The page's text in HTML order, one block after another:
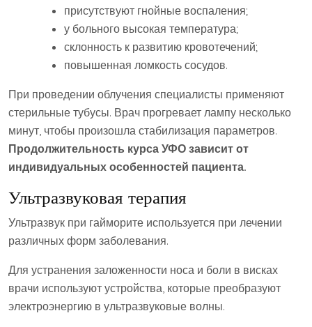
присутствуют гнойные воспаления;
у больного высокая температура;
склонность к развитию кровотечений;
повышенная ломкость сосудов.
При проведении облучения специалисты применяют
стерильные тубусы. Врач прогревает лампу несколько
минут, чтобы произошла стабилизация параметров.
Продолжительность курса УФО зависит от
индивидуальных особенностей пациента.
Ультразвуковая терапия
Ультразвук при гайморите используется при лечении
различных форм заболевания.
Для устранения заложенности носа и боли в висках
врачи используют устройства, которые преобразуют
электроэнергию в ультразвуковые волны.